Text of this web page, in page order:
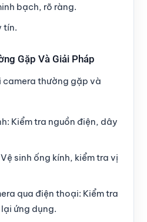
bạch, rõ ràng.
tín.
Gặp Và Giải Pháp
camera thường gặp và
: Kiểm tra nguồn điện, dây
Vệ sinh ống kính, kiểm tra vị
qua điện thoại: Kiểm tra
ứng dụng.